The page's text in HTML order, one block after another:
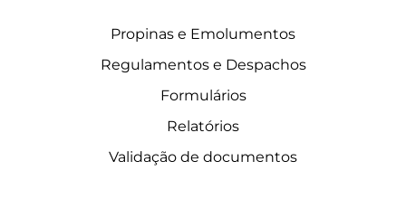
Propinas e Emolumentos
Regulamentos e Despachos
Formulários
Relatórios
Validação de documentos